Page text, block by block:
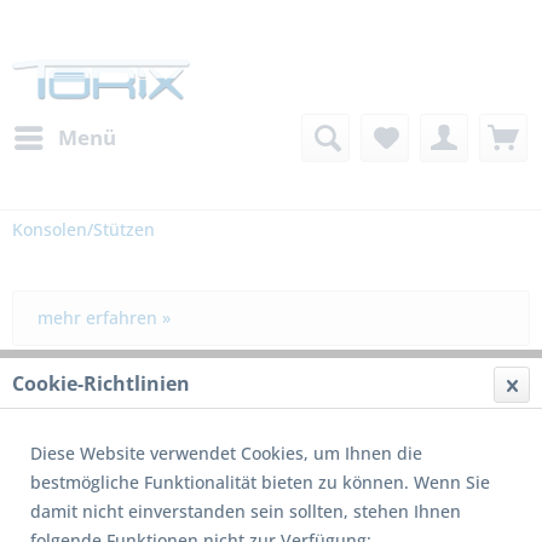
Menü
Konsolen/Stützen
mehr erfahren »
Filtern
Cookie-Richtlinien
Diese Website verwendet Cookies, um Ihnen die
bestmögliche Funktionalität bieten zu können. Wenn Sie
damit nicht einverstanden sein sollten, stehen Ihnen